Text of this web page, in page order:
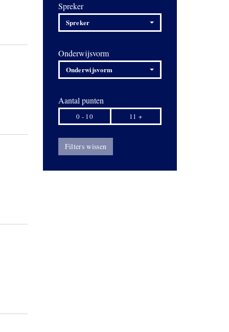
Spreker
Spreker
Onderwijsvorm
Onderwijsvorm
Aantal punten
0 - 10 11 +
Filters wissen